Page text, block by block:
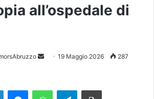
all’ospedale di
19 Maggio 2026 287
Telegram